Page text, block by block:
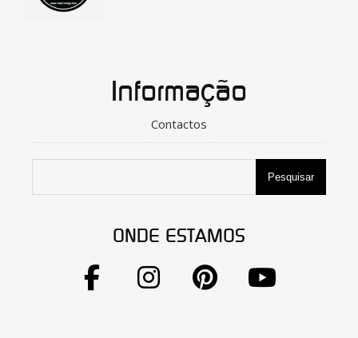
Informação
Contactos
Pesquisar
ONDE ESTAMOS